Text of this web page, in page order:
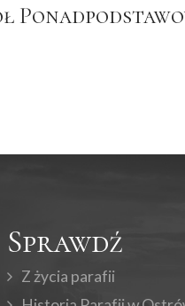
Sprawdź
Z życia parafii